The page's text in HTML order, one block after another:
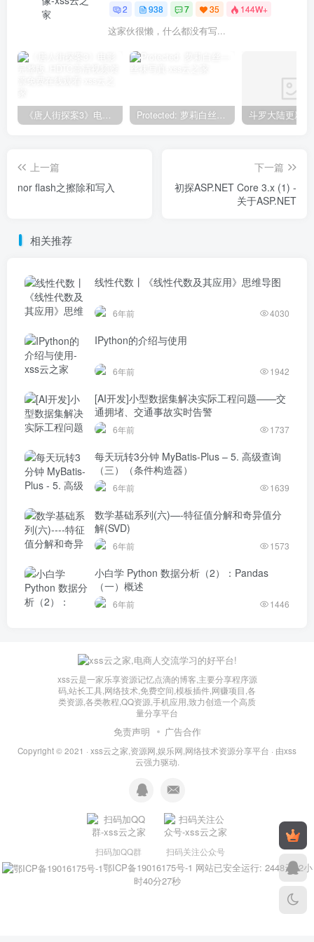
2 938 7 35 144W+
这家伙很懒，什么都没有写...
《唐人街探案3》电影完整版_HDTC高清视频资源免费在线观看 Protected: 萝莉白丝—丝袜写真
上一篇
nor flash之擦除和写入
下一篇
初探ASP.NET Core 3.x (1) -
关于ASP.NET
相关推荐
线性代数丨《线性代数及其应用》思维导图
6年前 4030
IPython的介绍与使用
6年前 1942
[AI开发]小型数据集解决实际工程问题——交
通拥堵、交通事故实时告警
6年前 1737
每天玩转3分钟 MyBatis-Plus – 5. 高级查询
（三）（条件构造器）
6年前 1639
数学基础系列(六)—-特征值分解和奇异值分
解(SVD)
6年前 1573
小白学 Python 数据分析（2）：Pandas
（一）概述
6年前 1446
xss云是一家乐享资源记忆点滴的博客,主要分享程序源
码,站长工具,网络技术,免费空间,模板插件,网赚项目,各
类资源,各类教程,QQ资源,手机应用,致力创造一个高质
量分享平台
免责声明 广告合作
Copyright © 2021 · xss云之家,资源网,娱乐网,网络技术资源分享平台 · 由xss
云强力驱动.
扫码加QQ群 扫码关注公众号
鄂ICP备19016175号-1 网站已安全运行: 2448天12小
时40分28秒